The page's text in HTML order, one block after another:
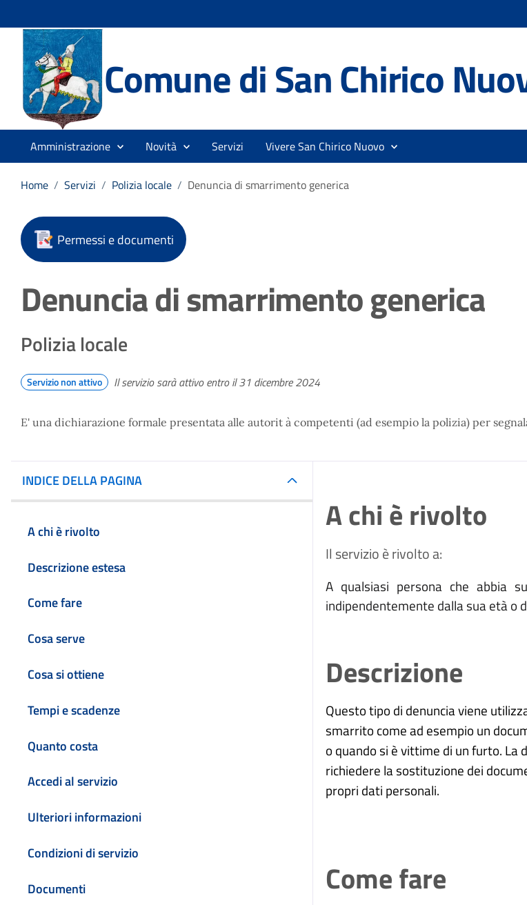
Comune di San Chirico
Amministrazione Novità Servizi Vivere San Chirico Nuovo
Home / Servizi / Polizia locale / Denuncia di smarrimento generica
Permessi e documenti
Denuncia di smarrimento generica
Polizia locale
Servizio non attivo Il servizio sarà attivo entro il 31 dicembre 2024
E' una dichiarazione formale presentata alle autorit à competenti (ad esempio la polizia) per
INDICE DELLA PAGINA
A chi è rivolto
Descrizione estesa
Come fare
Cosa serve
Cosa si ottiene
Tempi e scadenze
Quanto costa
Accedi al servizio
Ulteriori informazioni
Condizioni di servizio
Documenti
A chi è rivolto
Il servizio è rivolto a:
A qualsiasi persona che abbia
indipendentemente dalla sua età o
Descrizione
Questo tipo di denuncia viene
smarrito come ad esempio un
o quando si è vittime di un furto. La
richiedere la sostituzione dei
propri dati personali.
Come fare